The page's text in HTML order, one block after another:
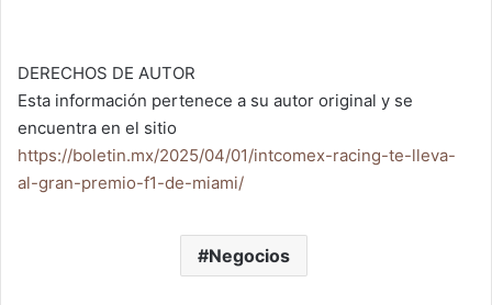
DERECHOS DE AUTOR
Esta información pertenece a su autor original y se
encuentra en el sitio
https://boletin.mx/2025/04/01/intcomex-racing-te-lleva-
al-gran-premio-f1-de-miami/
Negocios